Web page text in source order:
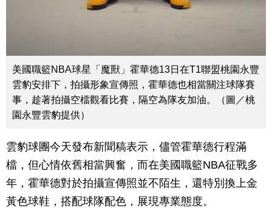
美國職籃NBA球星「魔獸」霍華德13日在T1聯盟桃園永豐
雲豹安排下，拍攝形象宣傳照，霍華德也相當關注球隊賽
事，趁著拍攝空檔觀看比賽，隔空為隊友加油。（圖／桃
園永豐雲豹提供）
雲豹球團今天發布新聞稿表示，儘管霍華德行程滿
檔，但心情依舊相當興奮，而在美國職籃NBA征戰多
年，霍華德對於拍攝宣傳照並不陌生，還特別換上金
黃色球鞋，搭配球隊配色，展現專業態度。